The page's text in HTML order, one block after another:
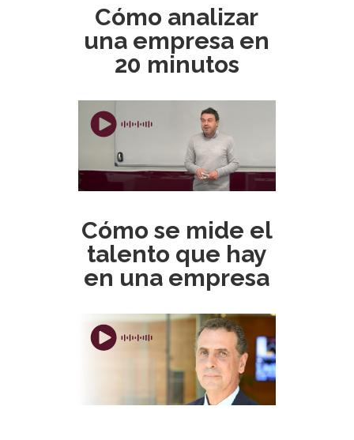
Cómo analizar
una empresa en
20 minutos
Cómo se mide el
talento que hay
en una empresa